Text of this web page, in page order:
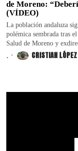
de Moreno:
(VÍDEO)
La población andaluza
polémica sembrada tras
Salud de Moreno y
. CRISTIAN